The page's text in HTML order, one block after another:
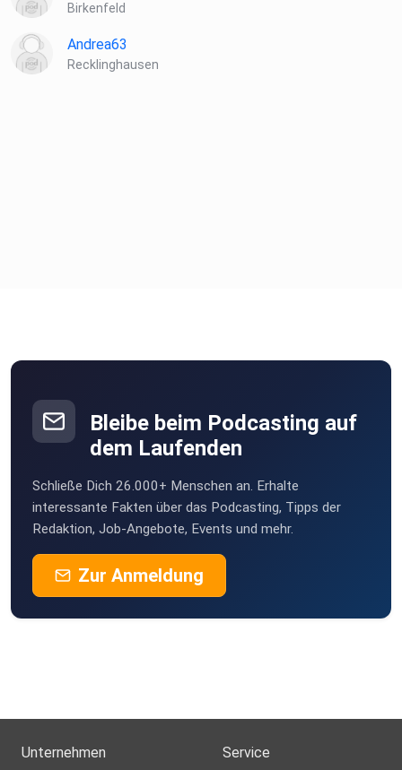
Birkenfeld
Andrea63
Recklinghausen
Bleibe beim Podcasting auf
dem Laufenden
Schließe Dich 26.000+ Menschen an. Erhalte
interessante Fakten über das Podcasting, Tipps der
Redaktion, Job-Angebote, Events und mehr.
Zur Anmeldung
Unternehmen Service